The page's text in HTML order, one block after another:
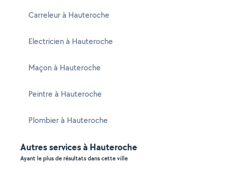
Carreleur à Hauteroche
Electricien à Hauteroche
Maçon à Hauteroche
Peintre à Hauteroche
Plombier à Hauteroche
Autres services à Hauteroche
Ayant le plus de résultats dans cette ville